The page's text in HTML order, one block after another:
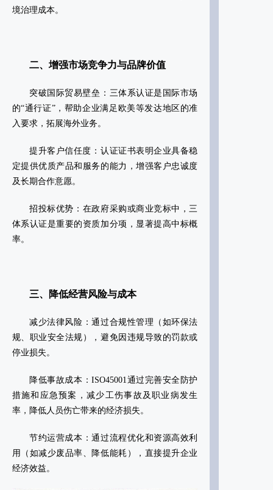
境治理成本‌。
二、增强市场竞争力与品牌价值
‌突破国际贸易壁垒‌：三体系认证是国际市场
的“通行证”，帮助企业满足欧美等发达地区的准
入要求，拓展海外业务‌。
‌提升客户信任度‌：认证证书表明企业具备稳
定提供优质产品和服务的能力，增强客户忠诚度
及长期合作意愿‌。
‌招投标优势‌：在政府采购或商业竞标中，三
体系认证是重要的资质加分项，显著提高中标概
率‌。
三、降低经营风险与成本
‌减少法律风险‌：通过合规性管理（如环保法
规、职业安全法规），避免因违规导致的罚款或
停业损失‌。
‌降低事故成本‌：ISO45001通过完善安全防护
措施和应急预案，减少工伤事故及职业病发生
率，降低人员伤亡带来的经济损失‌。
‌节约运营成本‌：通过流程优化和资源高效利
用（如减少废品率、降低能耗），直接提升企业
经济效益‌。